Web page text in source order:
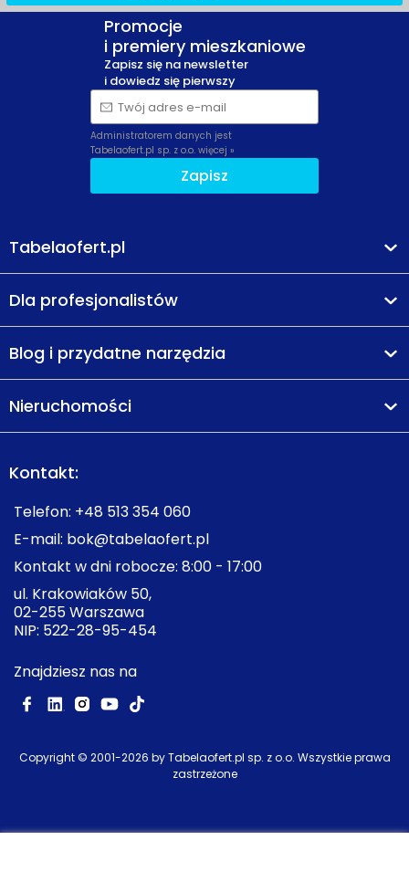
Promocje
i premiery mieszkaniowe
Zapisz się na newsletter
i dowiedz się pierwszy
Twój adres e-mail
Administratorem danych jest
Tabelaofert.pl sp. z o.o. więcej »
Zapisz
Tabelaofert.pl
Dla profesjonalistów
Blog i przydatne narzędzia
Nieruchomości
Kontakt:
Telefon: +48 513 354 060
E-mail: bok@tabelaofert.pl
Kontakt w dni robocze: 8:00 - 17:00
ul. Krakowiaków 50,
02-255 Warszawa
NIP: 522-28-95-454
Znajdziesz nas na
Copyright © 2001-2026 by Tabelaofert.pl sp. z o.o. Wszystkie prawa
zastrzeżone